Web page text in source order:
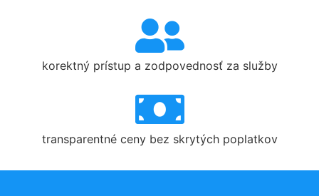
korektný prístup a zodpovednosť za služby
transparentné ceny bez skrytých poplatkov